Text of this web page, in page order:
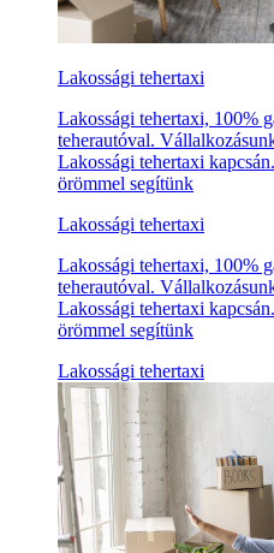
Lakossági tehertaxi
Lakossági tehertaxi, 100%
teherautóval.
Lakossági tehertaxi
örömmel segítünk
Lakossági tehertaxi
Lakossági tehertaxi, 100%
teherautóval.
Lakossági tehertaxi
örömmel segítünk
Lakossági tehertaxi